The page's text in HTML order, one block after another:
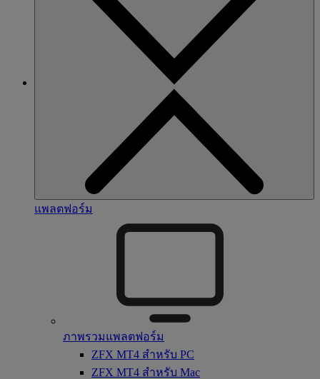
แพลตฟอร์ม
ภาพรวมแพลตฟอร์ม
ZFX MT4 สำหรับ PC
ZFX MT4 สำหรับ Mac